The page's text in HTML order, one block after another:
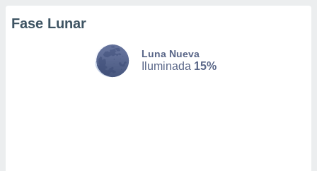
Fase Lunar
Luna Nueva
Iluminada 15%